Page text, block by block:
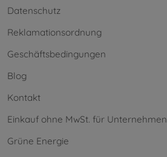
Datenschutz
Reklamationsordnung
Geschäftsbedingungen
Blog
Kontakt
Einkauf ohne MwSt. für Unternehmen
Grüne Energie